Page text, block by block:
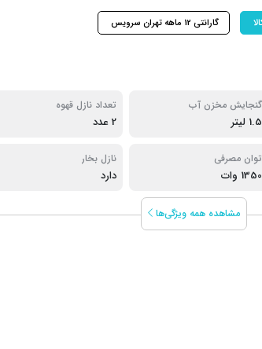
گارانتی 12 ماهه تهران سرویس
گنجایش مخزن آب
1.5 لیتر
تعداد نازل قهوه
2 عدد
توان مصرفی
1350 وات
نازل بخار
دارد
مشاهده همه ویژگی‌ها